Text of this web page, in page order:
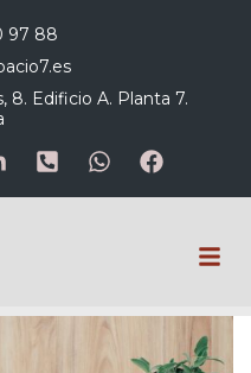
97 88
8. Edificio A. Planta 7.